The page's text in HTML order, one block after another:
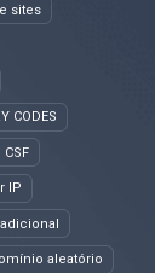
sites
CODES
CSF
IP
aleatório